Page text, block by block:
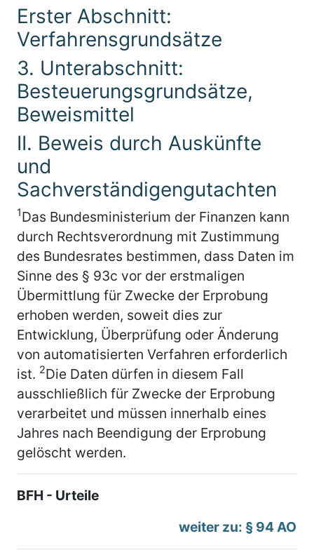
Erster Abschnitt:
Verfahrensgrundsätze
3. Unterabschnitt:
Besteuerungsgrundsätze,
Beweismittel
II. Beweis durch Auskünfte
und
Sachverständigengutachten
1Das Bundesministerium der Finanzen kann
durch Rechtsverordnung mit Zustimmung
des Bundesrates bestimmen, dass Daten im
Sinne des § 93c vor der erstmaligen
Übermittlung für Zwecke der Erprobung
erhoben werden, soweit dies zur
Entwicklung, Überprüfung oder Änderung
von automatisierten Verfahren erforderlich
ist. 2Die Daten dürfen in diesem Fall
ausschließlich für Zwecke der Erprobung
verarbeitet und müssen innerhalb eines
Jahres nach Beendigung der Erprobung
gelöscht werden.
BFH - Urteile
weiter zu: § 94 AO